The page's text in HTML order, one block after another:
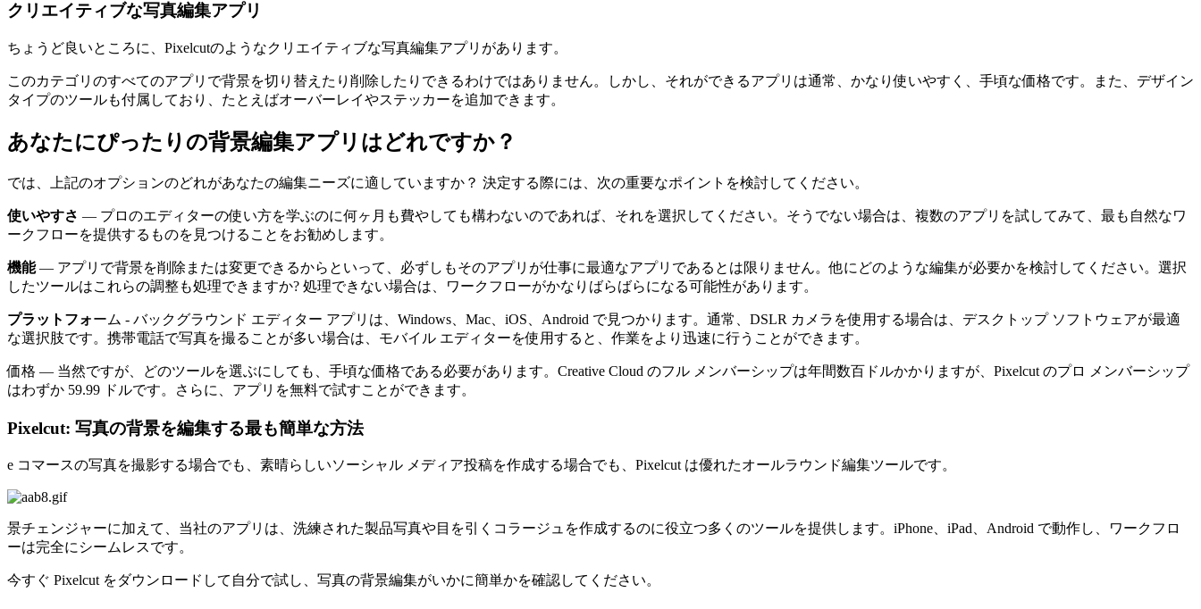
クリエイティブな写真編集アプリ
ちょうど良いところに、Pixelcutのようなクリエイティブな写真編集アプリがあります。
このカテゴリのすべてのアプリで背景を切り替えたり削除したりできるわけではありません。しかし、それができるアプリは通常、かなり使いやすく、手頃な価格です。また、デザイン
タイプのツールも付属しており、たとえばオーバーレイやステッカーを追加できます。
あなたにぴったりの背景編集アプリはどれですか？
では、上記のオプションのどれがあなたの編集ニーズに適していますか？ 決定する際には、次の重要なポイントを検討してください。
使いやすさ — プロのエディターの使い方を学ぶのに何ヶ月も費やしても構わないのであれば、それを選択してください。そうでない場合は、複数のアプリを試してみて、最も自然なワ
ークフローを提供するものを見つけることをお勧めします。
機能— アプリで背景を削除または変更できるからといって、必ずしもそのアプリが仕事に最適なアプリであるとは限りません。他にどのような編集が必要かを検討してください。選択
したツールはこれらの調整も処理できますか? 処理できない場合は、ワークフローがかなりばらばらになる可能性があります。
プラットフォーム - バックグラウンド エディター アプリは、Windows、Mac、iOS、Android で見つかります。通常、DSLR カメラを使用する場合は、デスクトップ ソフトウェアが最適
な選択肢です。携帯電話で写真を撮ることが多い場合は、モバイル エディターを使用すると、作業をより迅速に行うことができます。
価格 — 当然ですが、どのツールを選ぶにしても、手頃な価格である必要があります。Creative Cloud のフル メンバーシップは年間数百ドルかかりますが、Pixelcut のプロ メンバーシップ
はわずか 59.99 ドルです。さらに、アプリを無料で試すことができます。
Pixelcut: 写真の背景を編集する最も簡単な方法
e コマースの写真を撮影する場合でも、素晴らしいソーシャル メディア投稿を作成する場合でも、Pixelcut は優れたオールラウンド編集ツールです。
景チェンジャーに加えて、当社のアプリは、洗練された製品写真や目を引くコラージュを作成するのに役立つ多くのツールを提供します。iPhone、iPad、Android で動作し、ワークフロ
ーは完全にシームレスです。
今すぐ Pixelcut をダウンロードして自分で試し、写真の背景編集がいかに簡単かを確認してください。